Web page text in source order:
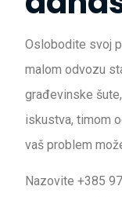
Oslobodite svoj
malom odvozu
građevinske
iskustva, timom
vaš problem
Nazovite +385